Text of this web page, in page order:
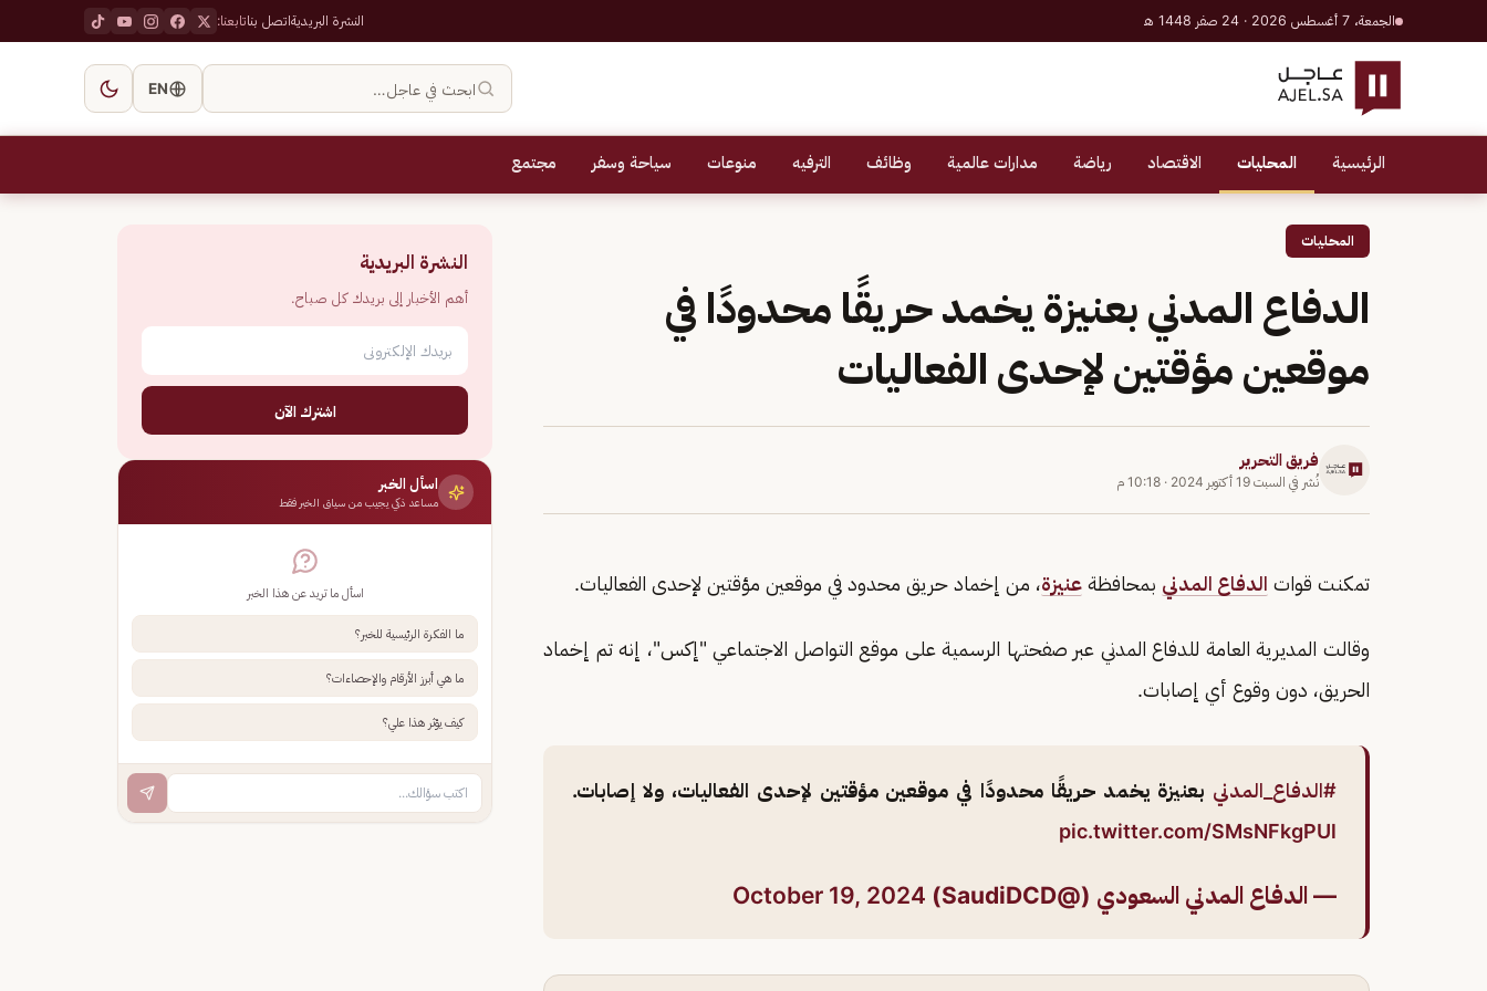
الجمعة، 7 أغسطس 2026 · 24 صفر 1448 هـ النشرة البريديةاتصل بناتابعنا:
ابحث في عاجل… EN
الرئيسية المحليات الاقتصاد رياضة مدارات عالمية وظائف الترفيه منوعات سياحة وسفر مجتمع
المحليات
الدفاع المدني بعنيزة يخمد حريقًا محدودًا في
موقعين مؤقتين لإحدى الفعاليات
فريق التحرير
نُشر في السبت 19 أكتوبر 2024 · 10:18 م
تمكنت قوات الدفاع المدني بمحافظة عنيزة، من إخماد حريق محدود في موقعين مؤقتين لإحدى الفعاليات.
وقالت المديرية العامة للدفاع المدني عبر صفحتها الرسمية على موقع التواصل الاجتماعي "إكس"، إنه تم إخماد
الحريق، دون وقوع أي إصابات.
#الدفاع_المدني بعنيزة يخمد حريقًا محدودًا في موقعين مؤقتين لإحدى الفعاليات، ولا إصابات.
pic.twitter.com/SMsNFkgPUl
— الدفاع المدني السعودي (@SaudiDCD) October 19, 2024
النشرة البريدية
أهم الأخبار إلى بريدك كل صباح.
اشترك الآن
اسأل الخبر
مساعد ذكي يجيب من سياق الخبر فقط
اسأل ما تريد عن هذا الخبر
ما الفكرة الرئيسية للخبر؟
ما هي أبرز الأرقام والإحصاءات؟
كيف يؤثر هذا علي؟